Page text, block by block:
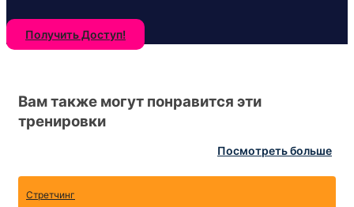
Получить Доступ!
Вам также могут понравится эти
тренировки
Посмотреть больше
Стретчинг